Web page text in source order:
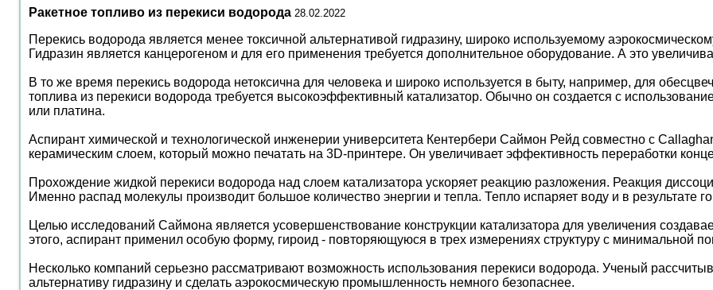
Ракетное топливо из перекиси водорода 28.02.2022
Перекись водорода является менее токсичной альтернативой гидразину, широко используемому
Гидразин является канцерогеном и для его применения требуется дополнительное оборудование. А это
В то же время перекись водорода нетоксична для человека и широко используется в быту, например, для
топлива из перекиси водорода требуется высокоэффективный катализатор. Обычно он создается с
или платина.
Аспирант химической и технологической инженерии университета Кентербери Саймон Рейд совместно с
керамическим слоем, который можно печатать на 3D-принтере. Он увеличивает эффективность переработки
Прохождение жидкой перекиси водорода над слоем катализатора ускоряет реакцию разложения. Реакция
Именно распад молекулы производит большое количество энергии и тепла. Тепло испаряет воду и в результате
Целью исследований Саймона является усовершенствование конструкции катализатора для увеличения
этого, аспирант применил особую форму, гироид - повторяющуюся в трех измерениях структуру с минимальной
Несколько компаний серьезно рассматривают возможность использования перекиси водорода. Ученый
альтернативу гидразину и сделать аэрокосмическую промышленность немного безопаснее.